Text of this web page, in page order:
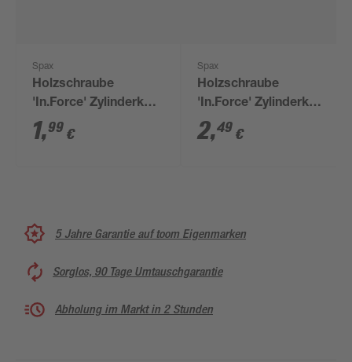
Spax
Holzschraube
'In.Force' Zylinderkopf
T-Star plus T30 Ø 6 x
100 mm 1 Stück
1,99 €
Spax
Holzschraube
'In.Force' Zylinderkopf
T-Star plus T30 Ø 6 x
160 mm 1 Stück
2,49 €
5 Jahre Garantie auf toom Eigenmarken
Sorglos, 90 Tage Umtauschgarantie
Abholung im Markt in 2 Stunden